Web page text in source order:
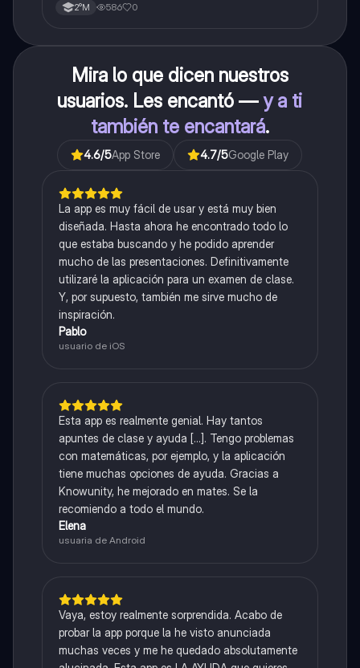
2°M 586 0
Mira lo que dicen nuestros
usuarios. Les encantó —y a ti
también te encantará.
4.6/5App Store 4.7/5Google Play
La app es muy fácil de usar y está muy bien
diseñada. Hasta ahora he encontrado todo lo
que estaba buscando y he podido aprender
mucho de las presentaciones. Definitivamente
utilizaré la aplicación para un examen de clase.
Y, por supuesto, también me sirve mucho de
inspiración.
Pablo
usuario de iOS
Esta app es realmente genial. Hay tantos
apuntes de clase y ayuda [...]. Tengo problemas
con matemáticas, por ejemplo, y la aplicación
tiene muchas opciones de ayuda. Gracias a
Knowunity, he mejorado en mates. Se la
recomiendo a todo el mundo.
Elena
usuaria de Android
Vaya, estoy realmente sorprendida. Acabo de
probar la app porque la he visto anunciada
muchas veces y me he quedado absolutamente